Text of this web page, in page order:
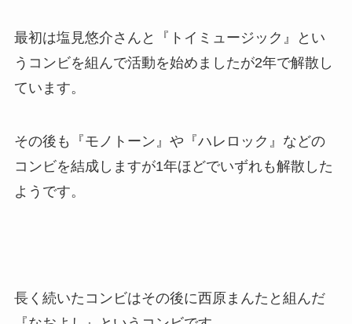
最初は塩見悠介さんと『トイミュージック』とい
うコンビを組んで活動を始めましたが2年で解散し
ています。
その後も『モノトーン』や『ハレロック』などの
コンビを結成しますが1年ほどでいずれも解散した
ようです。
長く続いたコンビはその後に西原まんたと組んだ